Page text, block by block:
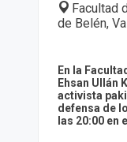
Facultad
de Belén,
En la
Ehsan Ullán
activista
defensa de
las 20:00 en